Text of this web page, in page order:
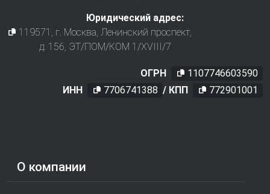
О компании
Юридический адрес:
119571
, г. Москва Ленинский проспект,
д. 156, ЭТ/ПОМ/КОМ 1/XVIII/7
ОГРН
1107746603590
ИНН
7706741388 / КПП 772901001